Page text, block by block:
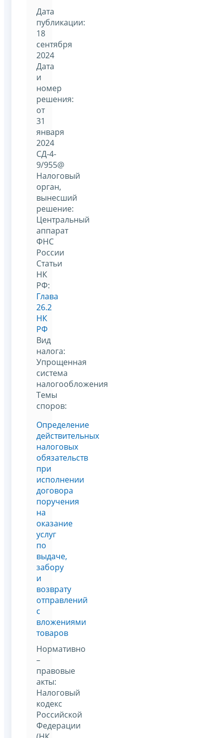
Дата
публикации:
18
сентября
2024
Дата
и
номер
решения:
от
31
января
2024
СД-4-
9/955@
Налоговый
орган,
вынесший
решение:
Центральный
аппарат
ФНС
России
Статьи
НК
РФ:
Глава
26.2
НК
РФ
Вид
налога:
Упрощенная
система
налогообложения
Темы
споров:
Определение
действительных
налоговых
обязательств
при
исполнении
договора
поручения
на
оказание
услуг
по
выдаче,
забору
и
возврату
отправлений
с
вложениями
товаров
Нормативно
–
правовые
акты:
Налоговый
кодекс
Российской
Федерации